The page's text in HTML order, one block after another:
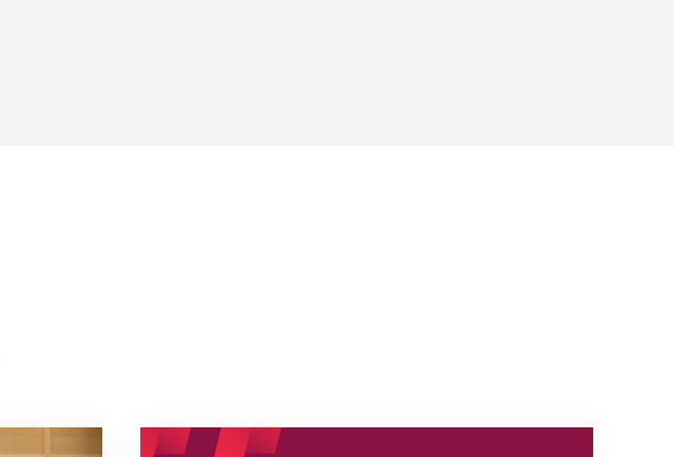
Neue Empfangszeiten ab 1. August 2026